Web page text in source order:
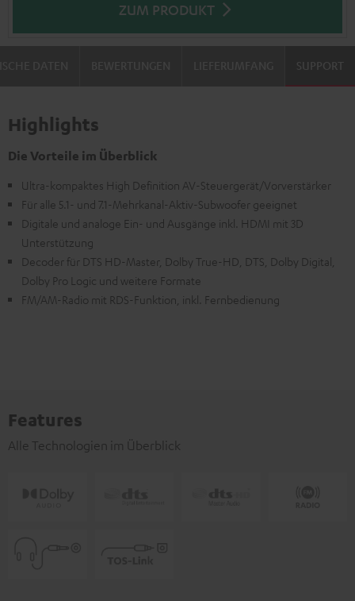
ZUM PRODUKT
SUPPORT
Highlights
Die Vorteile im Überblick
Ultra-kompaktes High Definition AV-Steuergerät/Vorverstärker
Für alle 5.1- und 7.1-Mehrkanal-Aktiv-Subwoofer geeignet
Digitale und analoge Ein- und Ausgänge inkl. HDMI mit 3D
Unterstützung
Decoder für DTS HD-Master, Dolby True-HD, DTS, Dolby Digital,
Dolby Pro Logic und weitere Formate
FM/AM-Radio mit RDS-Funktion, inkl. Fernbedienung
Features
Alle Technologien im Überblick